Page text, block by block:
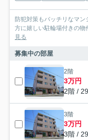
防犯対策もバッチリなマン
方に嬉しい駐輪場付きの物
見る
募集中の部屋
2階
3万円
2階 /
3階
3万円
3階 /